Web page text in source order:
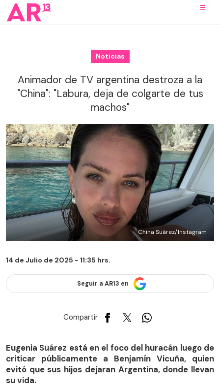
Noticias
Animador de TV argentina destroza a la
"China": "Labura, deja de colgarte de tus
machos"
China Suárez/Instagram
14 de Julio de 2025 - 11:35 hrs.
Seguir a AR13 en
Compartir
Eugenia Suárez está en el foco del huracán luego de
criticar públicamente a Benjamín Vicuña, quien
evitó que sus hijos dejaran Argentina, donde llevan
su vida.